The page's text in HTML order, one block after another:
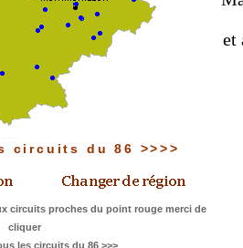
circuits du 86 >>>>
circuits proches du point rouge merci de
cliquer
les circuits du 86 >>>
et